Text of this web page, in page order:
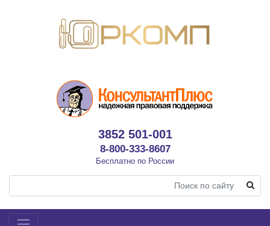
3852 501-001
8-800-333-8607
Бесплатно по России